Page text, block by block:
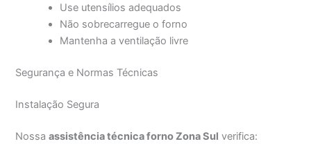
Use utensílios adequados
Não sobrecarregue o forno
Mantenha a ventilação livre
Segurança e Normas Técnicas
Instalação Segura
Nossaassistência técnica forno Zona Sul verifica: